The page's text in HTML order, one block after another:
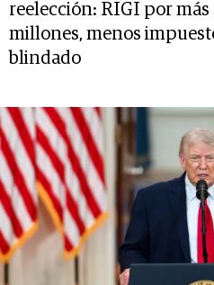
reelección: RIGI por más
millones, menos
blindado